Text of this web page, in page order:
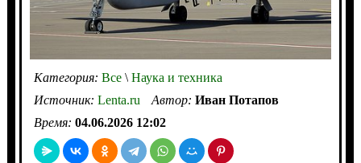
Категория: Все\Наука и техника
Источник: Lenta.ru Автор: Иван Потапов
Время: 04.06.2026 12:02